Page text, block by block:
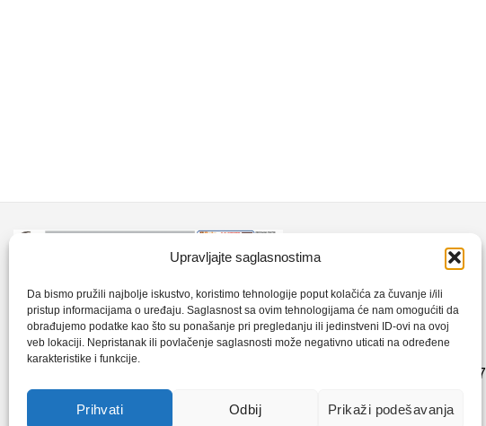
Upravljajte saglasnostima
Da bismo pružili najbolje iskustvo, koristimo tehnologije poput kolačića za čuvanje i/ili
pristup informacijama o uređaju. Saglasnost sa ovim tehnologijama će nam omogućiti da
obrađujemo podatke kao što su ponašanje pri pregledanju ili jedinstveni ID-ovi na ovoj
veb lokaciji. Nepristanak ili povlačenje saglasnosti može negativno uticati na određene
karakteristike i funkcije.
Prihvati Odbij Prikaži podešavanja
CLK-Interpromet d.o.o. posluje u sastavu
grupe SKF distributera od 1996. godine,
gdje s ponosom mozemo reci da smo
najveci distributer SKF-a na podrucju
+387 35 720 560
clkm@bih.net.ba
+387 62 995 767